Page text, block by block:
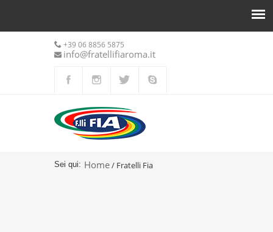
+39 06 8856 5875
info@fratellifiaroma.it
Tu sei qui
Sei qui: Home/ Fratelli Fia